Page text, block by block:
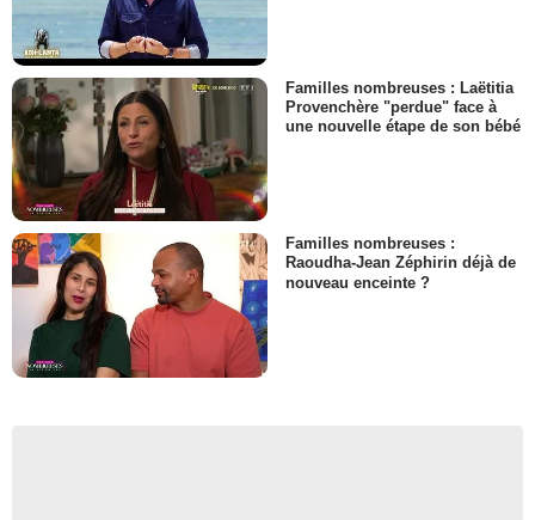
Familles nombreuses : Laëtitia
Provenchère "perdue" face à
une nouvelle étape de son bébé
Familles nombreuses :
Raoudha-Jean Zéphirin déjà de
nouveau enceinte ?